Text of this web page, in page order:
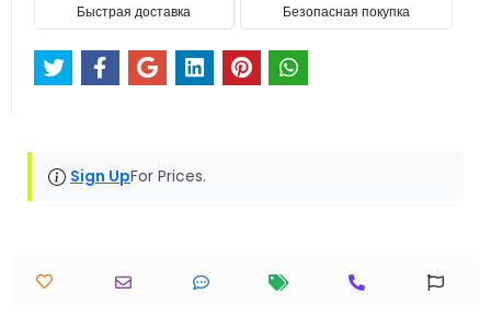
Быстрая доставка Безопасная покупка
Sign UpFor Prices.